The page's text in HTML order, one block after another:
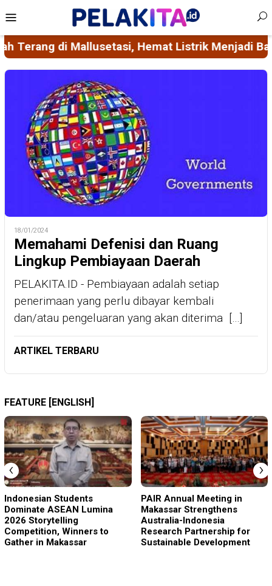
to
content
Menu
Menjadi Bagian dari Ikhtiar Mencegah
18/01/2024
Memahami Defenisi dan Ruang
Lingkup Pembiayaan Daerah
PELAKITA.ID - Pembiayaan adalah setiap
penerimaan yang perlu dibayar kembali
dan/atau pengeluaran yang akan diterima […]
ARTIKEL TERBARU
FEATURE [ENGLISH]
Indonesian Students
Dominate ASEAN Lumina
2026 Storytelling
Competition, Winners to
Gather in Makassar
PAIR Annual Meeting in
Makassar Strengthens
Australia-Indonesia
Research Partnership for
Sustainable Development
‹ ›